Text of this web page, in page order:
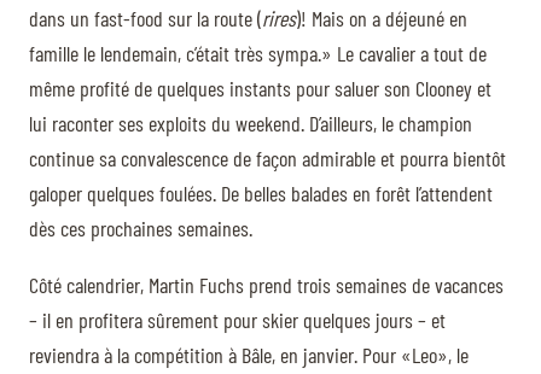
dans un fast-food sur la route (rires)! Mais on a déjeuné en
famille le lendemain, c’était très sympa.» Le cavalier a tout de
même profité de quelques instants pour saluer son Clooney et
lui raconter ses exploits du weekend. D’ailleurs, le champion
continue sa convalescence de façon admirable et pourra bientôt
galoper quelques foulées. De belles balades en forêt l’attendent
dès ces prochaines semaines.
Côté calendrier, Martin Fuchs prend trois semaines de vacances
– il en profitera sûrement pour skier quelques jours – et
reviendra à la compétition à Bâle, en janvier. Pour «Leo», le